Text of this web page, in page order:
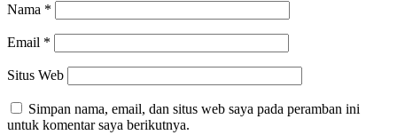
Nama *
Email *
Situs Web
Simpan nama, email, dan situs web saya pada peramban ini
untuk komentar saya berikutnya.